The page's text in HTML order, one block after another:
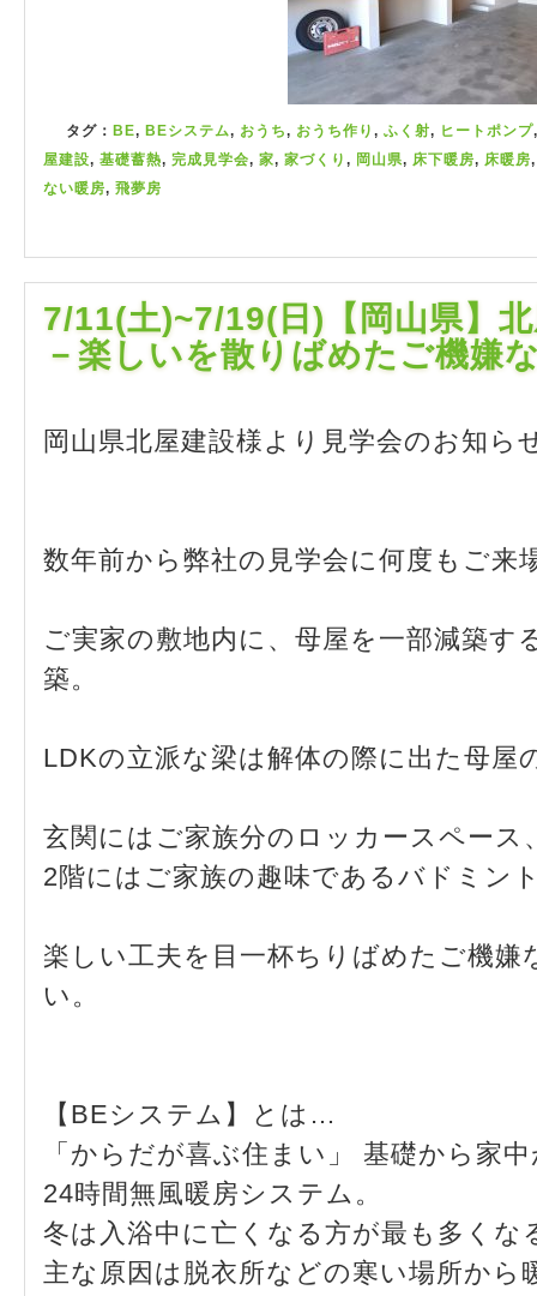
タグ： BE, BEシステム, おうち, おうち作り , ふく射, ヒートポンプ
屋建設, 基礎蓄熱, 完成見学会, 家, 家づくり , 岡山県, 床下暖房, 床暖房
ない暖房, 飛夢房
7/11(土)~7/19(日)【岡山県】
－楽しいを散りばめたご機嫌
岡山県北屋建設様より見学会のお知ら
数年前から弊社の見学会に何度もご来
ご実家の敷地内に、母屋を一部減築す
築。
LDKの立派な梁は解体の際に出た母屋
玄関にはご家族分のロッカースペース
2階にはご家族の趣味であるバドミン
楽しい工夫を目一杯ちりばめたご機
い。
【BEシステム】とは…
「からだが喜ぶ住まい」 基礎から家
24時間無風暖房システム。
冬は入浴中に亡くなる方が最も多くな
主な原因は脱衣所などの寒い場所から